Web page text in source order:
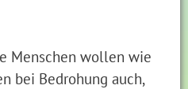
Menschen wollen wie
bei Bedrohung auch,